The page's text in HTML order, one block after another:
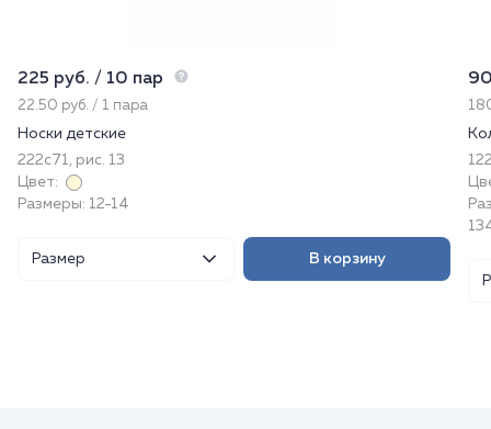
225 руб. / 10 пар
22.50 руб. / 1 пара
Носки детские
222с71, рис. 13
Цвет:
Размеры: 12-14
Размер В корзину